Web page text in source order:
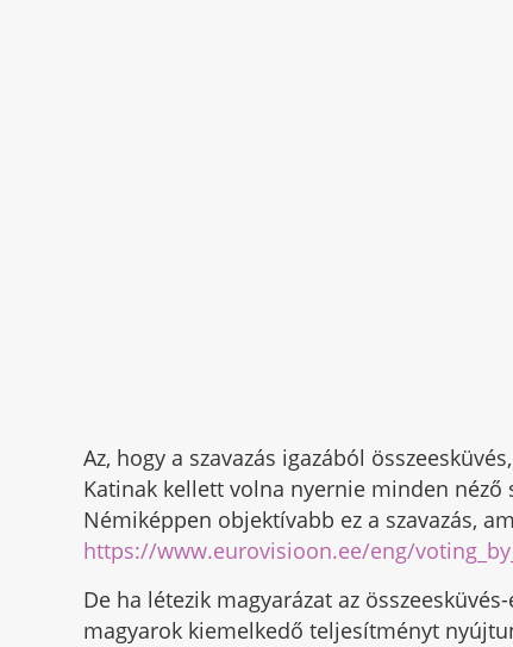
Az, hogy a szavazás igazából
Katinak kellett volna nyernie minden néző
Némiképpen objektívabb ez a szavazás,
https://www.eurovisioon.ee/eng/
De ha létezik magyarázat az
magyarok kiemelkedő teljesítményt